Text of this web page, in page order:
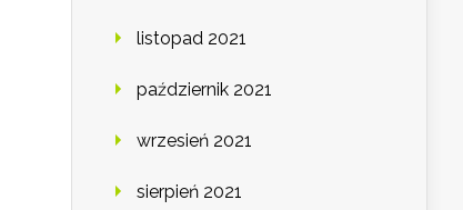
listopad 2021
październik 2021
wrzesień 2021
sierpień 2021